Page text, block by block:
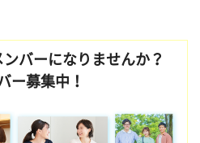
バーになりませんか？
ー募集中！